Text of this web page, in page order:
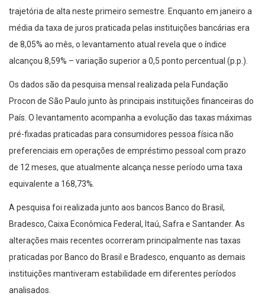
trajetória de alta neste primeiro semestre. Enquanto em janeiro a
média da taxa de juros praticada pelas instituições bancárias era
de 8,05% ao mês, o levantamento atual revela que o índice
alcançou 8,59% – variação superior a 0,5 ponto percentual (p.p.).
Os dados são da pesquisa mensal realizada pela Fundação
Procon de São Paulo junto às principais instituições financeiras do
País. O levantamento acompanha a evolução das taxas máximas
pré-fixadas praticadas para consumidores pessoa física não
preferenciais em operações de empréstimo pessoal com prazo
de 12 meses, que atualmente alcança nesse período uma taxa
equivalente a 168,73%.
A pesquisa foi realizada junto aos bancos Banco do Brasil,
Bradesco, Caixa Econômica Federal, Itaú, Safra e Santander. As
alterações mais recentes ocorreram principalmente nas taxas
praticadas por Banco do Brasil e Bradesco, enquanto as demais
instituições mantiveram estabilidade em diferentes períodos
analisados.